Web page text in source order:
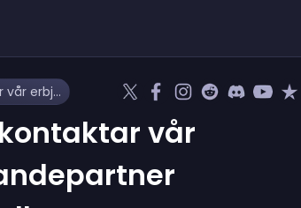
Hur du kontaktar vår erbjudandepartner TimeWall
vår